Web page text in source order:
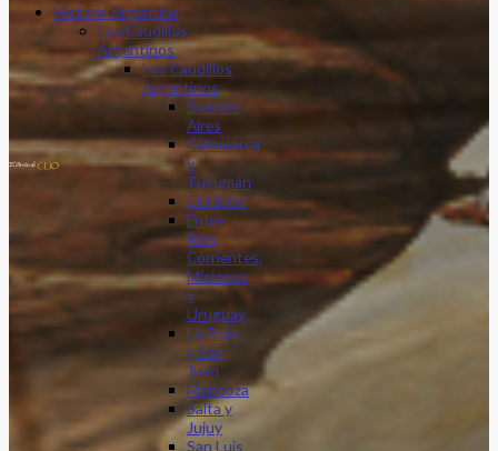
Historia Argentina
Los Caudillos
Argentinos
Los Caudillos
Argentinos
Buenos
Aires
Catamarca
y
Tucumán
Córdoba
Entre
Ríos,
Corrientes,
Misiones
y
Uruguay
La Rioja
y San
Juan
Mendoza
Salta y
Jujuy
San Luis